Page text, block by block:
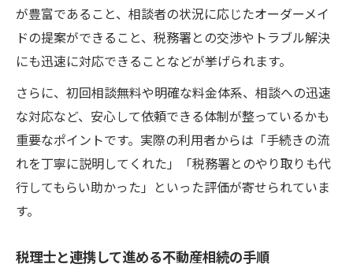
が豊富であること、相談者の状況に応じたオーダーメイ
ドの提案ができること、税務署との交渉やトラブル解決
にも迅速に対応できることなどが挙げられます。
さらに、初回相談無料や明確な料金体系、相談への迅速
な対応など、安心して依頼できる体制が整っているかも
重要なポイントです。実際の利用者からは「手続きの流
れを丁寧に説明してくれた」「税務署とのやり取りも代
行してもらい助かった」といった評価が寄せられていま
す。
税理士と連携して進める不動産相続の手順